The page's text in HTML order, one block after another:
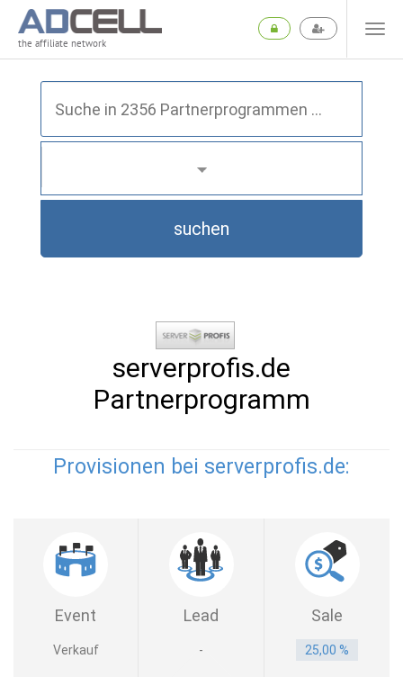
the affiliate network
suchen
serverprofis.de
Partnerprogramm
Provisionen bei serverprofis.de:
Event Lead Sale
Verkauf - 25,00 %